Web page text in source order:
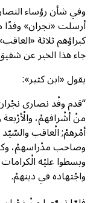
وفي شأن رؤساء
أرسلت «نجران» وفدًا
كبراؤهم ثلاثة
جاء هذا الخبر عن
يقول «ابن كثير»:
“قدم وفْد نصارى
منْ أشْرافهمْ،
أمْرهمْ; الْعاقب
وصاحب مدْراسهمْ،
وبسطوا عليْه
واجْتهاده في دينهمْ.